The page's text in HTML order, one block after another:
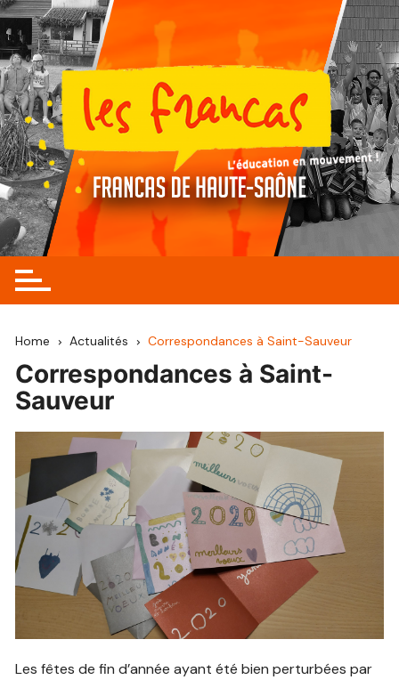
Skip
to
content
Home Actualités Correspondances à Saint-Sauveur
Correspondances à Saint-
Sauveur
Les fêtes de fin d’année ayant été bien perturbées par